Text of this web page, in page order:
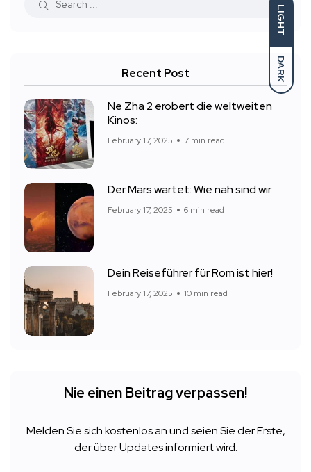
LIGHT
DARK
Recent Post
Ne Zha 2 erobert die weltweiten
Kinos:
February 17, 2025 7 min read
Der Mars wartet: Wie nah sind wir
February 17, 2025 6 min read
Dein Reiseführer für Rom ist hier!
February 17, 2025 10 min read
Nie einen Beitrag verpassen!
Melden Sie sich kostenlos an und seien Sie der Erste,
der über Updates informiert wird.